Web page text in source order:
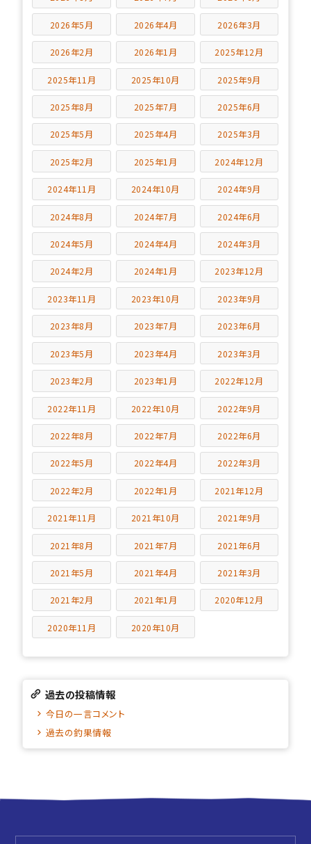
2026年5月 2026年4月 2026年3月
2026年2月 2026年1月 2025年12月
2025年11月 2025年10月 2025年9月
2025年8月 2025年7月 2025年6月
2025年5月 2025年4月 2025年3月
2025年2月 2025年1月 2024年12月
2024年11月 2024年10月 2024年9月
2024年8月 2024年7月 2024年6月
2024年5月 2024年4月 2024年3月
2024年2月 2024年1月 2023年12月
2023年11月 2023年10月 2023年9月
2023年8月 2023年7月 2023年6月
2023年5月 2023年4月 2023年3月
2023年2月 2023年1月 2022年12月
2022年11月 2022年10月 2022年9月
2022年8月 2022年7月 2022年6月
2022年5月 2022年4月 2022年3月
2022年2月 2022年1月 2021年12月
2021年11月 2021年10月 2021年9月
2021年8月 2021年7月 2021年6月
2021年5月 2021年4月 2021年3月
2021年2月 2021年1月 2020年12月
2020年11月 2020年10月
過去の投稿情報
今日の一言コメント
過去の釣果情報